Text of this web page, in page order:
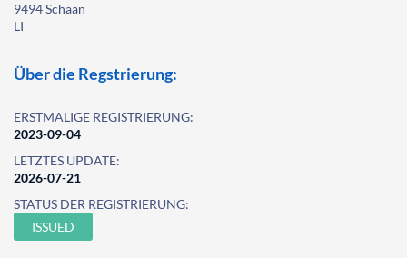
9494 Schaan
LI
Über die Regstrierung:
ERSTMALIGE REGISTRIERUNG:
2023-09-04
LETZTES UPDATE:
2026-07-21
STATUS DER REGISTRIERUNG:
ISSUED